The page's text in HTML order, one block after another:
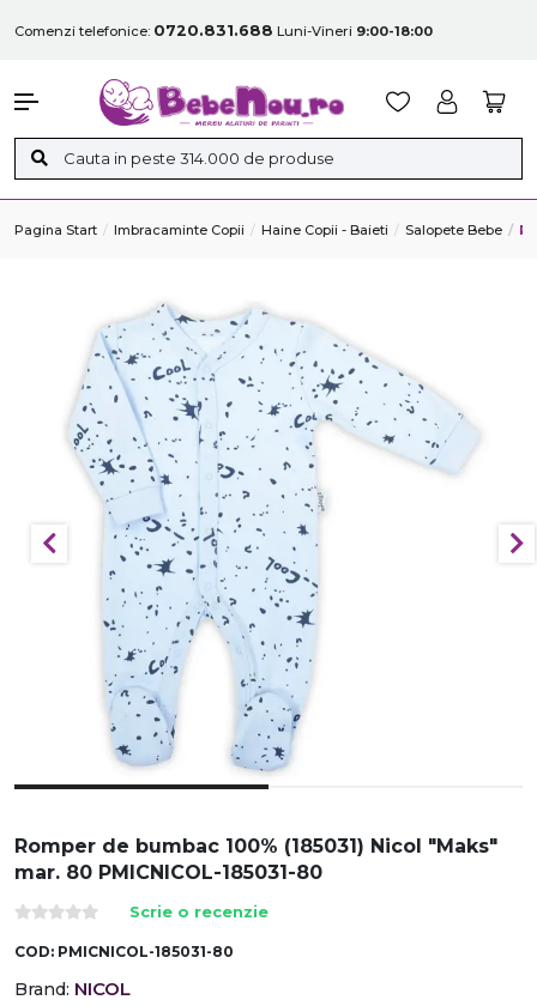
Comenzi telefonice: 0720.831.688 Luni-Vineri 9:00-18:00
Pagina Start Imbracaminte Copii Haine Copii - Baieti Salopete Bebe
Romper de bumbac 100% (185031) Nicol "Maks"
mar. 80 PMICNICOL-185031-80
Scrie o recenzie
COD: PMICNICOL-185031-80
Brand: NICOL